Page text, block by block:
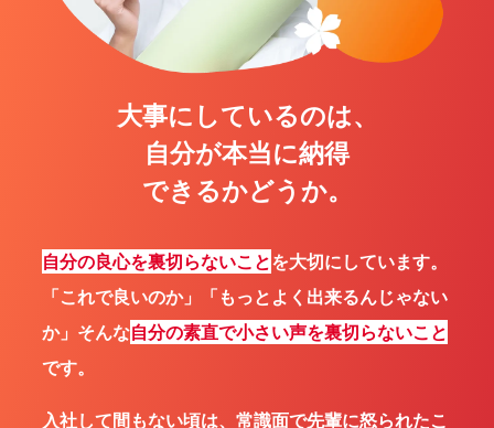
大事にしているのは、
自分が本当に納得
できるかどうか。
自分の良心を裏切らないことを大切にしています。
「これで良いのか」「もっとよく出来るんじゃない
か」そんな自分の素直で小さい声を裏切らないこと
です。
入社して間もない頃は、常識面で先輩に怒られたこ